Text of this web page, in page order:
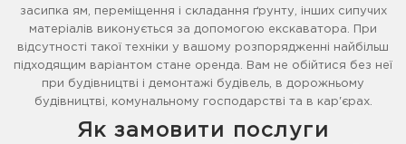
засипка ям, переміщення і складання ґрунту, інших сипучих
матеріалів виконується за допомогою екскаватора. При
відсутності такої техніки у вашому розпорядженні найбільш
підходящим варіантом стане оренда. Вам не обійтися без неї
при будівництві і демонтажі будівель, в дорожньому
будівництві, комунальному господарстві та в кар'єрах.
Як замовити послуги